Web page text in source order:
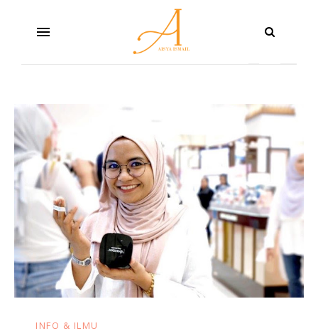
INFO & ILMU